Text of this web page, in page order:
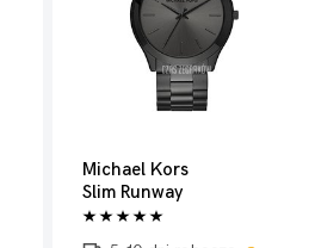
Michael Kors
Slim Runway